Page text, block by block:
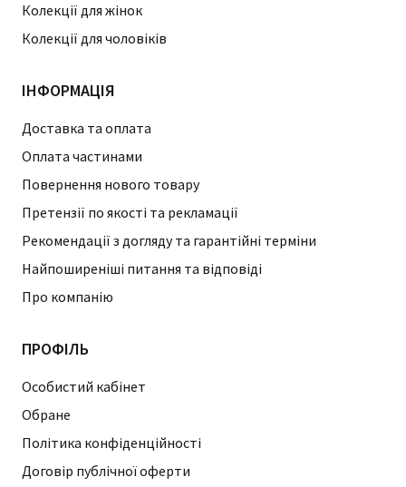
Колекції для жінок
Колекції для чоловіків
ІНФОРМАЦІЯ
Доставка та оплата
Оплата частинами
Повернення нового товару
Претензії по якості та рекламації
Рекомендації з догляду та гарантійні терміни
Найпоширеніші питання та відповіді
Про компанію
ПРОФІЛЬ
Особистий кабінет
Обране
Політика конфіденційності
Договір публічної оферти